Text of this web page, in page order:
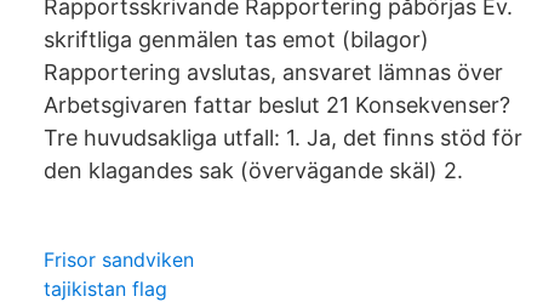
Rapportsskrivande Rapportering påbörjas Ev.
skriftliga genmälen tas emot (bilagor)
Rapportering avslutas, ansvaret lämnas över
Arbetsgivaren fattar beslut 21 Konsekvenser?
Tre huvudsakliga utfall: 1. Ja, det ﬁnns stöd för
den klagandes sak (övervägande skäl) 2.
Frisor sandviken
tajikistan flag